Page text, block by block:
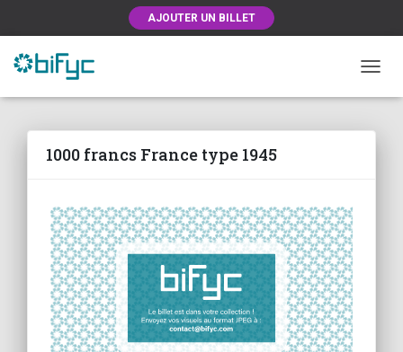
AJOUTER UN BILLET
1000 francs France type 1945